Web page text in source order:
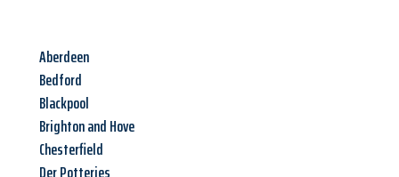
Aberdeen
Bedford
Blackpool
Brighton and Hove
Chesterfield